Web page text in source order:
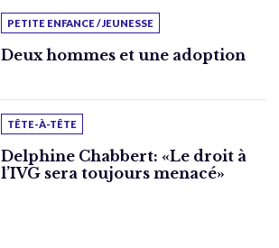
PETITE ENFANCE / JEUNESSE
Deux hommes et une adoption
TÊTE-À-TÊTE
Delphine Chabbert: «Le droit à
l’IVG sera toujours menacé»